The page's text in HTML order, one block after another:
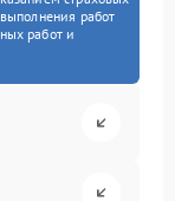
работ
работ и